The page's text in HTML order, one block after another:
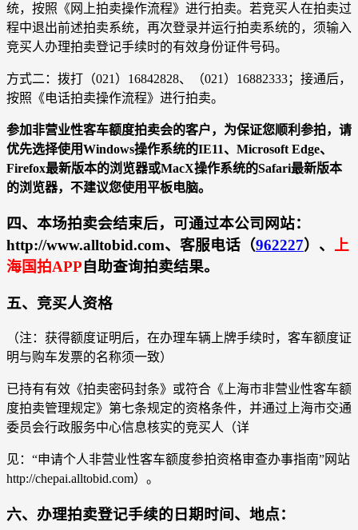
统，按照《网上拍卖操作流程》进行拍卖。若竞买人在拍卖过
程中退出前述拍卖系统，再次登录并运行拍卖系统的，须输入
竞买人办理拍卖登记手续时的有效身份证件号码。
方式二：拨打（021）16842828、（021）16882333；接通后，
按照《电话拍卖操作流程》进行拍卖。
参加非营业性客车额度拍卖会的客户，为保证您顺利参拍，请
优先选择使用Windows操作系统的IE11、Microsoft Edge、
Firefox最新版本的浏览器或MacX操作系统的Safari最新版本
的浏览器，不建议您使用平板电脑。
四、本场拍卖会结束后，可通过本公司网站：
http://www.alltobid.com、客服电话（962227）、 上
海国拍APP自助查询拍卖结果。
五、竞买人资格
（注：获得额度证明后，在办理车辆上牌手续时，客车额度证
明与购车发票的名称须一致）
已持有有效《拍卖密码封条》或符合《上海市非营业性客车额
度拍卖管理规定》第七条规定的资格条件，并通过上海市交通
委员会行政服务中心信息核实的竞买人（详
见：“申请个人非营业性客车额度参拍资格审查办事指南”网站
http://chepai.alltobid.com）。
六、办理拍卖登记手续的日期时间、地点：